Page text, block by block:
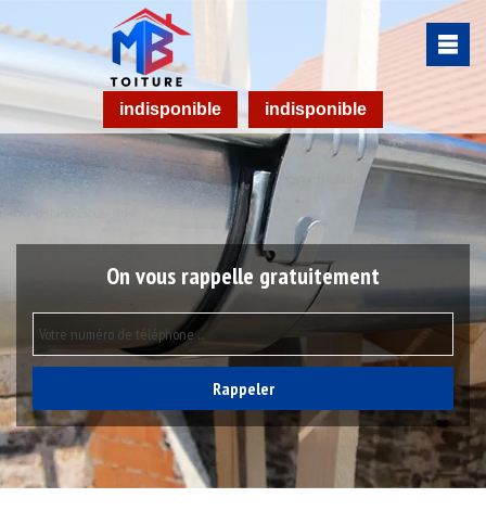
indisponible indisponible
On vous rappelle gratuitement